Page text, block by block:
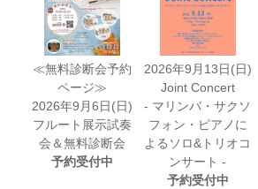
≪無料診断会予約
ページ≫
2026年9月6日(日)
フルート展示試奏
会＆無料診断会
予約受付中
2026年9月13日(日)
Joint Concert
- マリンバ・サクソ
フォン・ピアノに
よるソロ&トリオコ
ンサート -
予約受付中